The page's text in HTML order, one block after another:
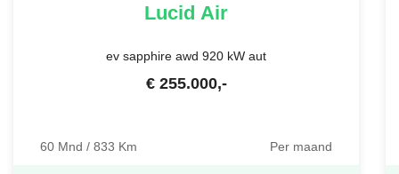
Lucid Air
ev sapphire awd 920 kW aut
€ 255.000,-
60 Mnd / 833 Km Per maand